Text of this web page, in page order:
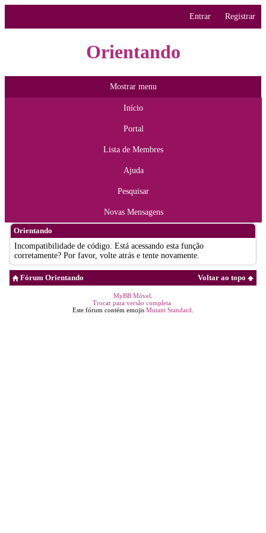
Entrar Registrar
Orientando
Mostrar menu
Início
Portal
Lista de Membres
Ajuda
Pesquisar
Novas Mensagens
Orientando
Incompatibilidade de código. Está acessando esta função
corretamente? Por favor, volte atrás e tente novamente.
Voltar ao topo
Fórum Orientando
MyBB Móvel
Trocar para versão completa
Este fórum contém emojis Mutant Standard